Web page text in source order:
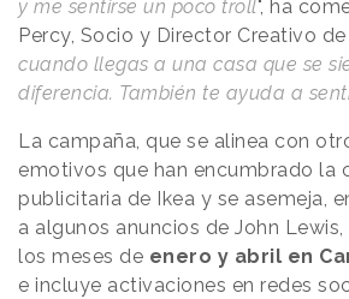
y me sentirse un poco troll", ha
Percy, Socio y Director Creativo de
cuando llegas a una casa que se
diferencia. También te ayuda a
La campaña, que se alinea con
emotivos que han encumbrado la
publicitaria de Ikea y se asemeja,
a algunos anuncios de John
los meses de enero y abril en
e incluye activaciones en redes